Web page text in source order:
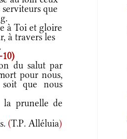
que
à Toi et gloire
à travers les
du salut par
pour nous,
que nous
la prunelle de
(T.P. Alléluia)